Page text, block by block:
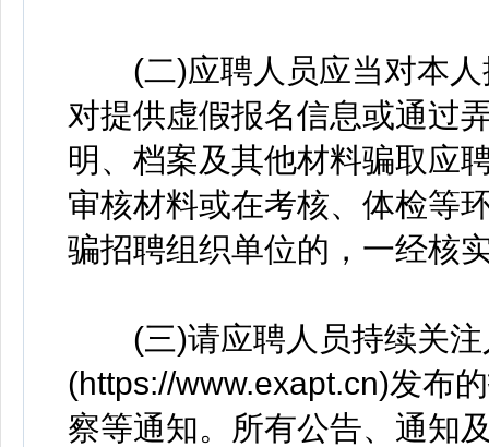
(二)应聘人员应当对本人
对提供虚假报名信息或通过
明、档案及其他材料骗取应
审核材料或在考核、体检等
骗招聘组织单位的，一经核
(三)请应聘人员持续关注
(https://www.exapt.cn)发布
察等通知。所有公告、通知